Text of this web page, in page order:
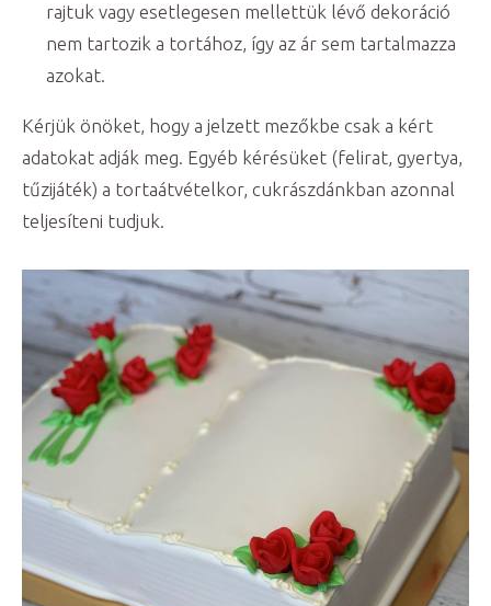
rajtuk vagy esetlegesen mellettük lévő dekoráció
nem tartozik a tortához, így az ár sem tartalmazza
azokat.
Kérjük önöket, hogy a jelzett mezőkbe csak a kért
adatokat adják meg. Egyéb kérésüket (felirat, gyertya,
tűzijáték) a tortaátvételkor, cukrászdánkban azonnal
teljesíteni tudjuk.